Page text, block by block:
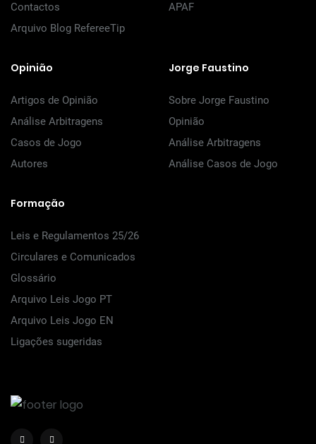
Contactos
Arquivo Blog RefereeTip
APAF
Opinião
Artigos de Opinião
Análise Arbitragens
Casos de Jogo
Autores
Jorge Faustino
Sobre Jorge Faustino
Opinião
Análise Arbitragens
Análise Casos de Jogo
Formação
Leis e Regulamentos 25/26
Circulares e Comunicados
Glossário
Arquivo Leis Jogo PT
Arquivo Leis Jogo EN
Ligações sugeridas